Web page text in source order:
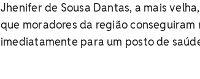
Jhenifer de Sousa Dantas, a mais
que moradores da região
imediatamente para um posto de